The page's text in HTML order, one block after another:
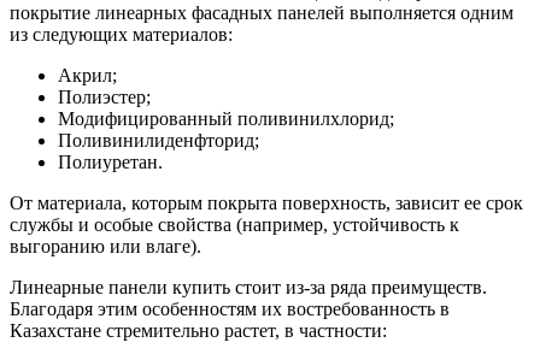
покрытие линеарных фасадных панелей выполняется одним
из следующих материалов:
Акрил;
Полиэстер;
Модифицированный поливинилхлорид;
Поливинилиденфторид;
Полиуретан.
От материала, которым покрыта поверхность, зависит ее срок
службы и особые свойства (например, устойчивость к
выгоранию или влаге).
Линеарные панели купить стоит из-за ряда преимуществ.
Благодаря этим особенностям их востребованность в
Казахстане стремительно растет, в частности: